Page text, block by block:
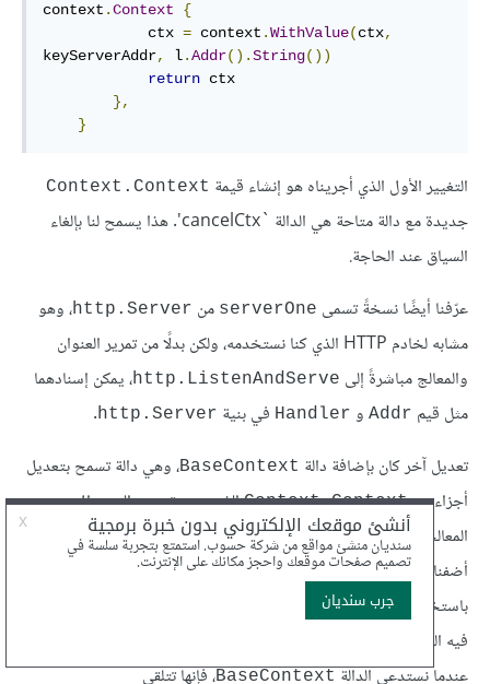
context .Context
{
            ctx
= context .WithValue(ctx,
keyServerAddr, l.Addr().String())
return ctx
},
}
التغيير الأول الذي أجريناه هو إنشاء قيمة Context.Context
جديدة مع دالة متاحة هي الدالة `cancelCtx'. هذا يسمح لنا بإلغاء
السياق عند الحاجة.
عرّفنا أيضًا نسخةً تسمى serverOne من http.Server، وهو
مشابه لخادم HTTP الذي كنا نستخدمه، ولكن بدلًا من تمرير العنوان
والمعالج مباشرةً إلى http.ListenAndServe، يمكن إسنادهما
مثل قيم Addr و Handler في بنية http.Server
.
تعديل آخر كان بإضافة دالة BaseContext، وهي دالة تسمح بتعديل
أجزاء منContext.Contextالذي جرى تمريره إلى دوال
المعالجة عند استدعاء التابعContext منhttp.Request*
أضفنا في الشيفرة السابقة عنوان الاستماع الخاص بالخادم إلى السياق
باستخدام المفتاحserverAddr
فيه الخادم للطلبات الواردة مرتبط بمفتاح
عندما نستدعي الدالةBaseContext، فإنها تتلقى